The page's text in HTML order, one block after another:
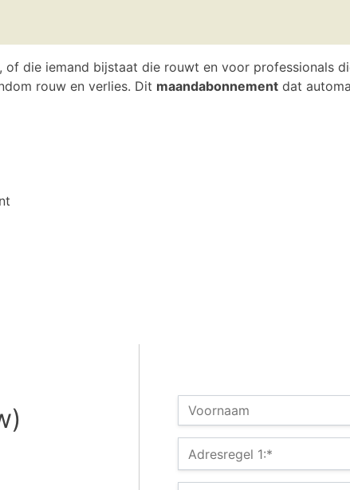
die iemand bijstaat die rouwt en voor professionals
rouw en verlies. Dit maandabonnement dat
Naam:
Voornaam
Factuuradres
Adresregel 1:*